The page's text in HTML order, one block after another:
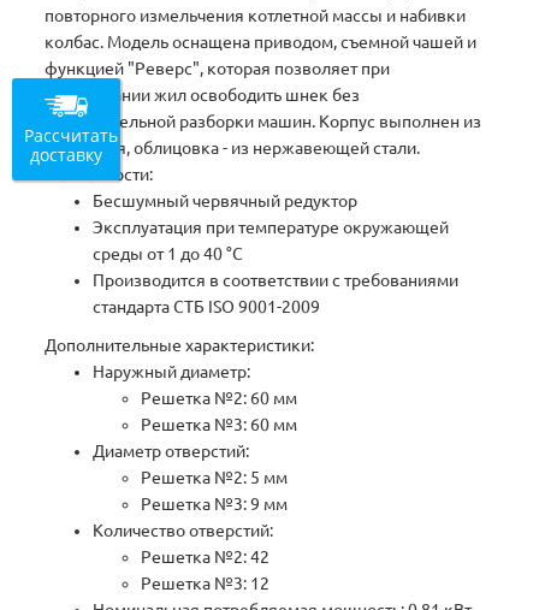
повторного измельчения котлетной массы и набивки
колбас. Модель оснащена приводом, съемной чашей и
функцией "Реверс", которая позволяет при
наматывании жил освободить шнек без
дополнительной разборки машин. Корпус выполнен из
алюминия, облицовка - из нержавеющей стали.
Особенности:
Бесшумный червячный редуктор
Эксплуатация при температуре окружающей
среды от 1 до 40 °С
Производится в соответствии с требованиями
стандарта СТБ ISO 9001-2009
Дополнительные характеристики:
Наружный диаметр:
Решетка №2: 60 мм
Решетка №3: 60 мм
Диаметр отверстий:
Решетка №2: 5 мм
Решетка №3: 9 мм
Количество отверстий:
Решетка №2: 42
Решетка №3: 12
Рассчитать
доставку